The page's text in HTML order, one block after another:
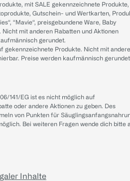
mit SALE gekennzeichnete Produkte,
Gutschein- und Wertkarten,
“Mavie“, preisgebundene Ware, Baby
mit anderen Rabatten und Aktionen
gerundet.
gekennzeichnete Produkte. Nicht mit
Preise werden kaufmännisch
141/EG ist es nicht möglich auf
oder andere Aktionen zu geben. Des
von Punkten für
Bei weiteren Fragen wende dich bitte
Inhalte